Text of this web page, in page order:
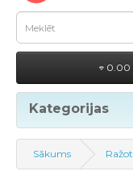
0.00
Kategorijas
Sākums